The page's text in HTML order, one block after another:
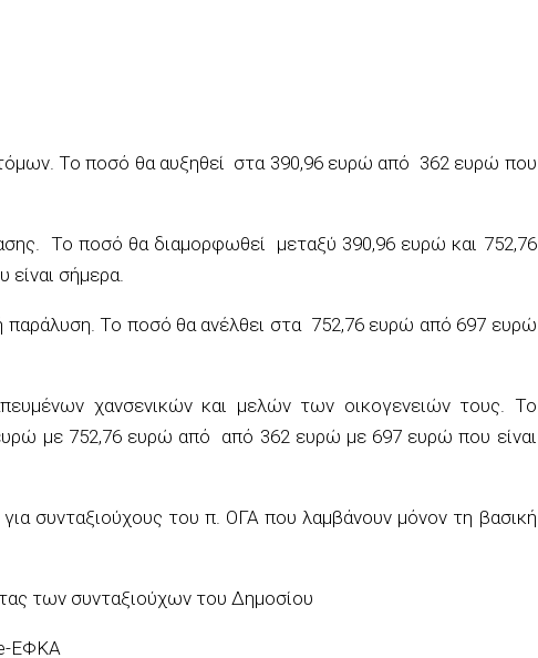
Το ποσό θα αυξηθεί στα 390,96 ευρώ από 362 ευρώ που
Το ποσό θα διαμορφωθεί μεταξύ 390,96 ευρώ και 752,76
σήμερα.
παράλυση. Το ποσό θα ανέλθει στα 752,76 ευρώ από 697 ευρώ
χανσενικών και μελών των οικογενειών τους. Το
με 752,76 ευρώ από από 362 ευρώ με 697 ευρώ που είναι
συνταξιούχους του π. ΟΓΑ που λαμβάνουν μόνον τη βασική
των συνταξιούχων του Δημοσίου
ΕΦΚΑ